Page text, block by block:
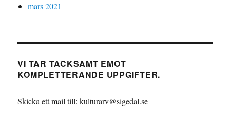
mars 2021
VI TAR TACKSAMT EMOT
KOMPLETTERANDE UPPGIFTER.
Skicka ett mail till: kulturarv@sigedal.se